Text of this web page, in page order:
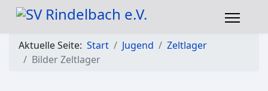
Aktuelle Seite: Start Jugend
Zeltlager
Bilder Zeltlager